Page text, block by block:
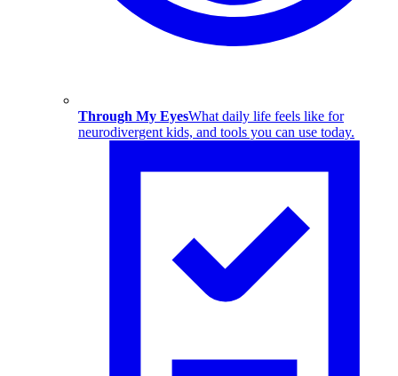
Through My EyesWhat daily life feels like for
neurodivergent kids, and tools you can use today.